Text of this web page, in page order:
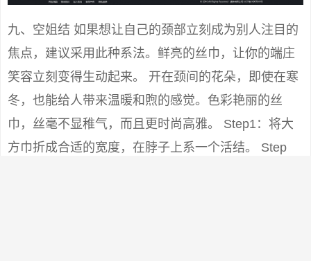
九、空姐结 如果想让自己的颈部立刻成为别人注目的
焦点，建议采用此种系法。鲜亮的丝巾，让你的端庄
笑容立刻变得生动起来。 开在颈间的花朵，即使在寒
冬，也能给人带来温暖和煦的感觉。色彩艳丽的丝
巾，丝毫不显稚气，而且更时尚高雅。 Step1：将大
方巾折成合适的宽度，在脖子上系一个活结。 Step